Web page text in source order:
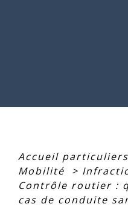
Accueil particuliers
Mobilité
>
Contrôle routier :
cas de conduite